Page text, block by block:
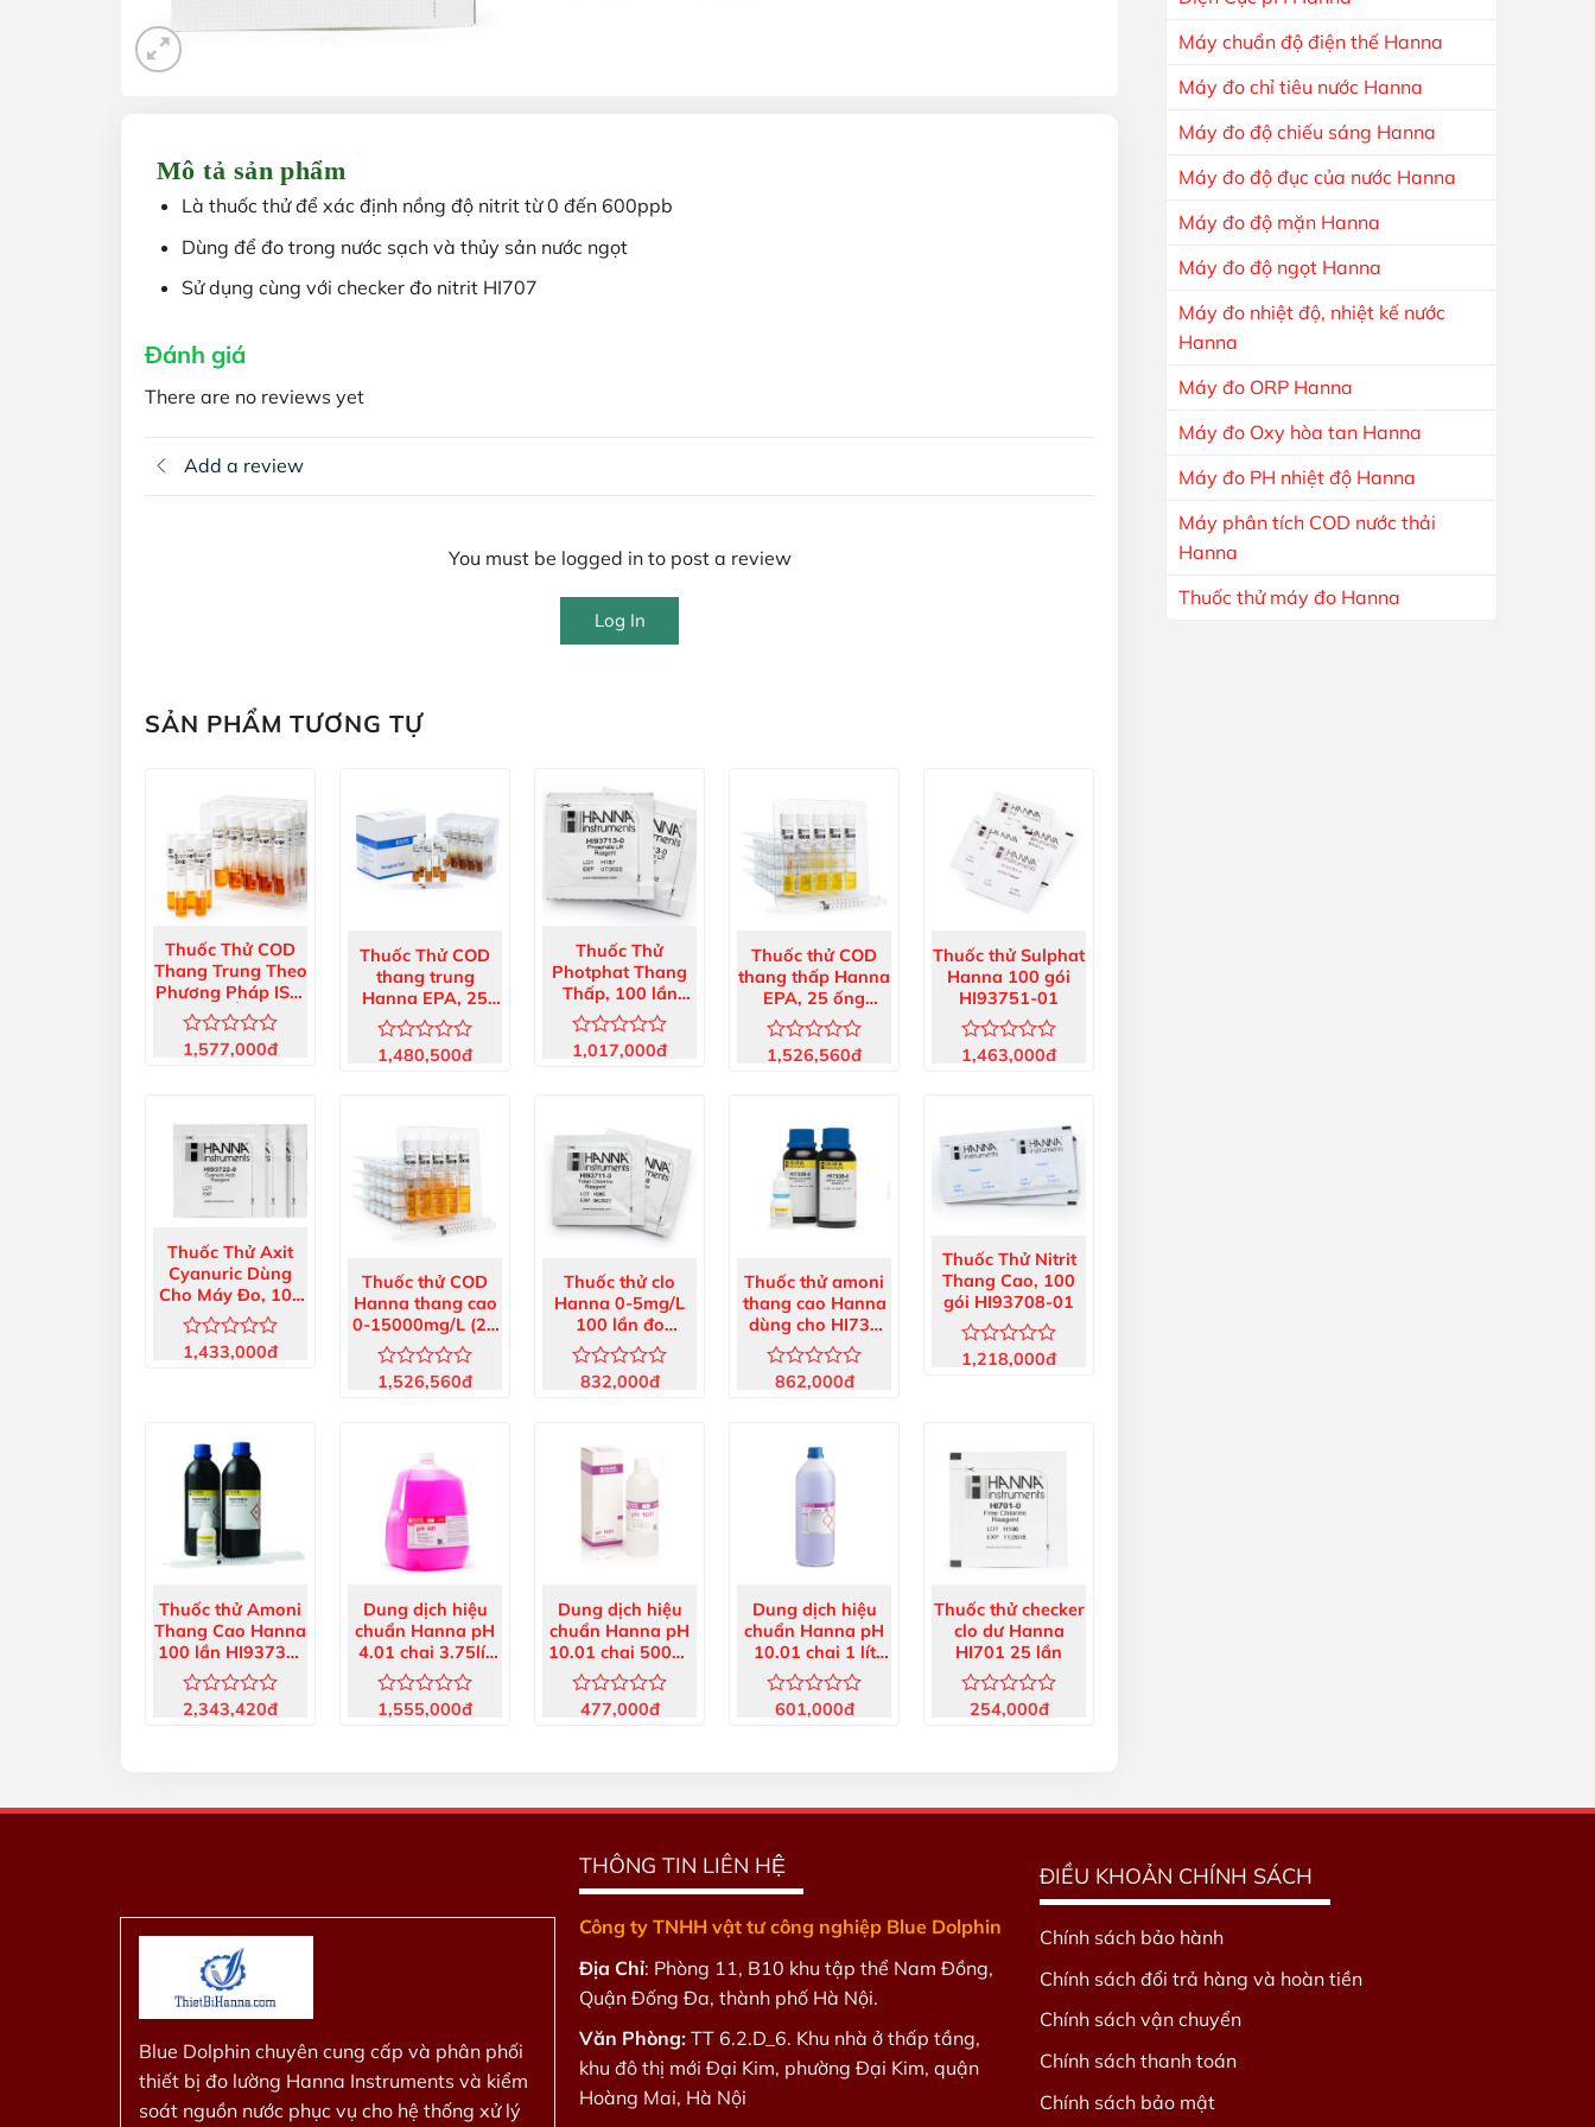
Máy đo điện cực, độ măn ngọt
Máy đo quang, COD
Hóa chất, dung dịch hiệu chuẩn
Máy chuẩn độ điện thế Hanna
Máy đo chỉ tiêu nước Hanna
Máy đo độ chiếu sáng Hanna
Máy đo độ đục của nước Hanna
Máy đo độ mặn Hanna
Máy đo độ ngọt Hanna
Máy đo nhiệt độ, nhiệt kế nước
Hanna
Máy đo ORP Hanna
Máy đo Oxy hòa tan Hanna
Máy đo PH nhiệt độ Hanna
Máy phân tích COD nước thải
Hanna
Thuốc thử máy đo Hanna
Mô tả sản phẩm
Là thuốc thử để xác định nồng độ nitrit từ 0 đến 600ppb
Dùng để đo trong nước sạch và thủy sản nước ngọt
Sử dụng cùng với checker đo nitrit HI707
Đánh giá
There are no reviews yet
Add a review
You must be logged in to post a review
Log In
SẢN PHẨM TƯƠNG TỰ
Thuốc Thử COD
Thang Trung Theo
Phương Pháp ISO,
25 Ống
HI93754G-25
Được
5
sao
1,577,000đ
Thuốc Thử COD
thang trung
Hanna EPA, 25
ống HI93754B-25
Được
1,480,500đ
Thuốc Thử
Photphat Thang
Thấp, 100 lần
HI93713-01
Được
sao
1,017,000đ
Thuốc thử COD
thang thấp Hanna
EPA, 25 ống
HI93754A-25
Được
sao
1,526,560đ
Thuốc thử Sulphat
Hanna 100 gói
HI93751-01
Được
5
sao
1,463,000đ
Thuốc Thử Axit
Cyanuric Dùng
Cho Máy Đo, 100
Lần Đo HI93722-
01
Được
sao
1,433,000đ
Thuốc thử COD
Hanna thang cao
0-15000mg/L (25
lần đo) HI93754C-
25
Được
sao
1,526,560đ
Thuốc thử clo
Hanna 0-5mg/L
100 lần đo
HI93711-01
Được
5
sao
832,000đ
Thuốc thử amoni
thang cao Hanna
dùng cho HI733
(25 lần)
Được
862,000đ
Thuốc Thử Nitrit
Thang Cao, 100
gói HI93708-01
Được
sao
1,218,000đ
Thuốc thử Amoni
Thang Cao Hanna
100 lần HI93733-
01
Được
sao
2,343,420đ
Dung dịch hiệu
chuẩn Hanna pH
4.01 chai 3.75lít
HI7004/1G
Được
sao
1,555,000đ
Dung dịch hiệu
chuẩn Hanna pH
10.01 chai 500ml
HI7010L
Được
sao
477,000đ
Dung dịch hiệu
chuẩn Hanna pH
10.01 chai 1 lít
HI7010/1L
Được
sao
601,000đ
Thuốc thử checker
clo dư Hanna
HI701 25 lần
Được
sao
254,000đ
Blue Dolphin chuyên cung cấp và phân phối
thiết bị đo lường Hanna Instruments và kiểm
soát nguồn nước phục vụ cho hệ thống xử lý
THÔNG TIN LIÊN HỆ
Công ty TNHH vật tư công nghiệp Blue Dolphin
Địa Chỉ: Phòng 11, B10 khu tập thể Nam Đồng,
Quận Đống Đa, thành phố Hà Nội.
Văn Phòng: TT 6.2.D_6. Khu nhà ở thấp tầng,
khu đô thị mới Đại Kim, phường Đại Kim, quận
Hoàng Mai, Hà Nội
ĐIỀU KHOẢN CHÍNH SÁCH
Chính sách bảo hành
Chính sách đổi trả hàng và hoàn tiền
Chính sách vận chuyển
Chính sách thanh toán
Chính sách bảo mật